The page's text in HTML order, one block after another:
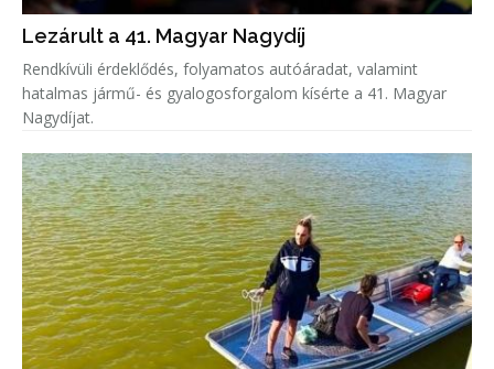
Lezárult a 41. Magyar Nagydíj
Rendkívüli érdeklődés, folyamatos autóáradat, valamint
hatalmas jármű- és gyalogosforgalom kísérte a 41. Magyar
Nagydíjat.